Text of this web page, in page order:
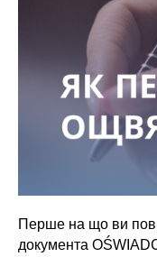
Перше на що ви
документа